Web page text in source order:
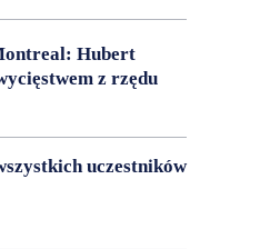
Hubert
z rzędu
uczestników